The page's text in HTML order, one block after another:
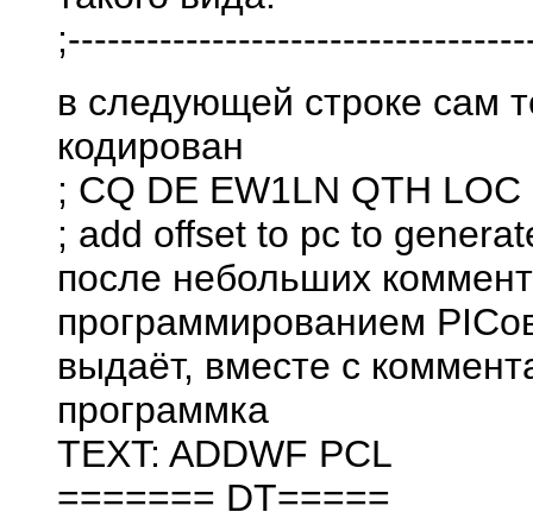
в следующей строке сам
кодирован
; CQ DE EW1LN QTH
; add offset to pc to
после небольших
программированием
выдаёт, вместе с
программка
TEXT: ADDWF PCL
======= DT=====